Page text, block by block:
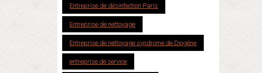
Entreprise de désinfection Paris
Entreprise de nettoyage
Entreprise de nettoyage syndrome de Diogène
entreprise de service